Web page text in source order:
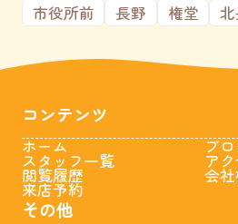
市役所前 長野 権堂
コンテンツ
ホーム
スタッフ一覧
閲覧履歴
来店予約
ブ
ア
会
その他